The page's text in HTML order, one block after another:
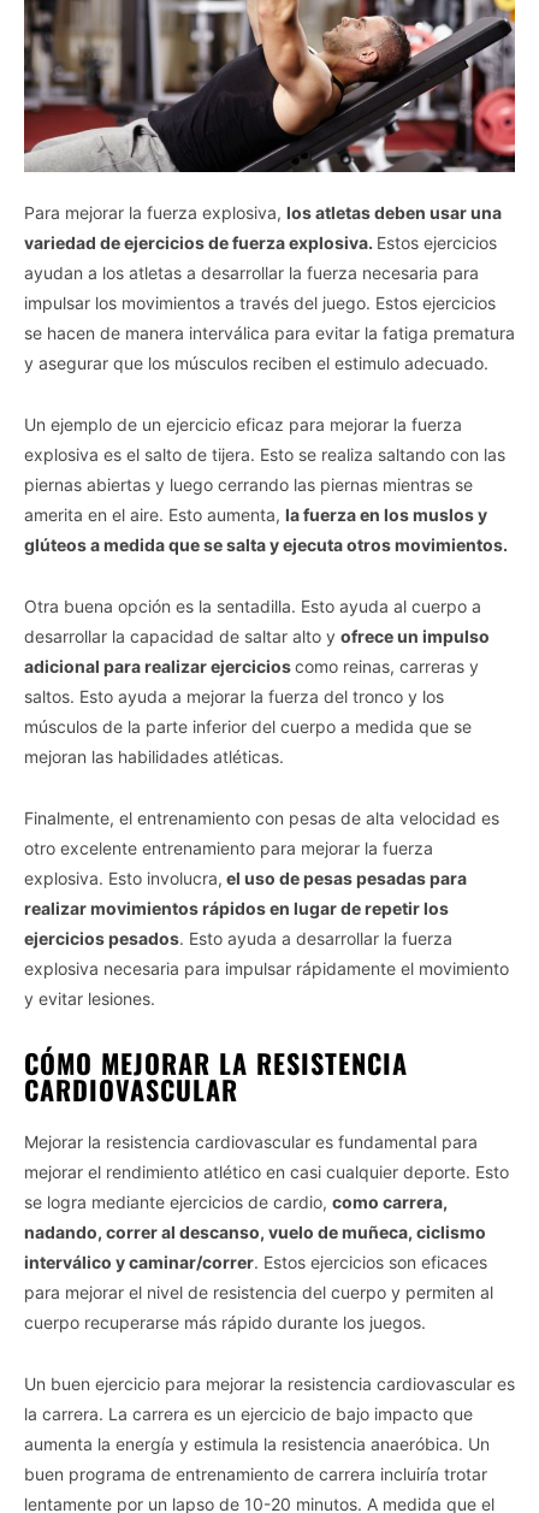
Para mejorar la fuerza explosiva, los atletas deben usar una
variedad de ejercicios de fuerza explosiva. Estos ejercicios
ayudan a los atletas a desarrollar la fuerza necesaria para
impulsar los movimientos a través del juego. Estos ejercicios
se hacen de manera interválica para evitar la fatiga prematura
y asegurar que los músculos reciben el estimulo adecuado.
Un ejemplo de un ejercicio eficaz para mejorar la fuerza
explosiva es el salto de tijera. Esto se realiza saltando con las
piernas abiertas y luego cerrando las piernas mientras se
amerita en el aire. Esto aumenta, la fuerza en los muslos y
glúteos a medida que se salta y ejecuta otros movimientos.
Otra buena opción es la sentadilla. Esto ayuda al cuerpo a
desarrollar la capacidad de saltar alto y ofrece un impulso
adicional para realizar ejercicioscomo reinas, carreras y
saltos. Esto ayuda a mejorar la fuerza del tronco y los
músculos de la parte inferior del cuerpo a medida que se
mejoran las habilidades atléticas.
Finalmente, el entrenamiento con pesas de alta velocidad es
otro excelente entrenamiento para mejorar la fuerza
explosiva. Esto involucra, el uso de pesas pesadas para
realizar movimientos rápidos en lugar de repetir los
ejercicios pesados. Esto ayuda a desarrollar la fuerza
explosiva necesaria para impulsar rápidamente el movimiento
y evitar lesiones.
CÓMO MEJORAR LA RESISTENCIA
CARDIOVASCULAR
Mejorar la resistencia cardiovascular es fundamental para
mejorar el rendimiento atlético en casi cualquier deporte. Esto
se logra mediante ejercicios de cardio, como carrera,
nadando, correr al descanso, vuelo de muñeca, ciclismo
interválico y caminar/correr. Estos ejercicios son eficaces
para mejorar el nivel de resistencia del cuerpo y permiten al
cuerpo recuperarse más rápido durante los juegos.
Un buen ejercicio para mejorar la resistencia cardiovascular es
la carrera. La carrera es un ejercicio de bajo impacto que
aumenta la energía y estimula la resistencia anaeróbica. Un
buen programa de entrenamiento de carrera incluiría trotar
lentamente por un lapso de 10-20 minutos. A medida que el